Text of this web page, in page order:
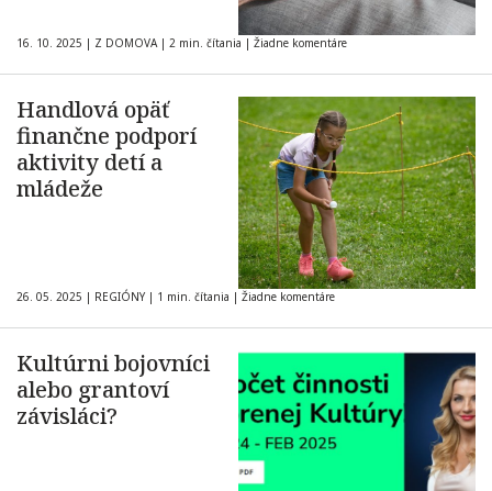
16. 10. 2025 | Z DOMOVA | 2 min. čítania | Žiadne komentáre
Handlová opäť
finančne podporí
aktivity detí a
mládeže
26. 05. 2025 | REGIÓNY | 1 min. čítania | Žiadne komentáre
Kultúrni bojovníci
alebo grantoví
závisláci?